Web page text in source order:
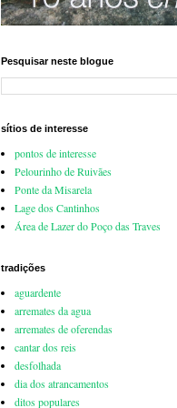
Pesquisar neste blogue
sítios de interesse
pontos de interesse
Pelourinho de Ruivães
Ponte da Misarela
Lage dos Cantinhos
Área de Lazer do Poço das Traves
tradições
aguardente
arremates da agua
arremates de oferendas
cantar dos reis
desfolhada
dia dos atrancamentos
ditos populares